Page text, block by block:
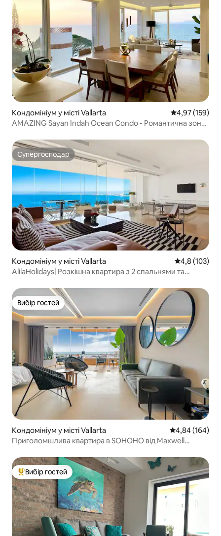
Кондомініум у місті Vallarta Середня
4,97 (159)
AMAZING Sayan Indah Ocean Condo - Романтична зона
Супергосподар
Супергосподар
Кондомініум у місті Vallarta Середня
4,8 (103)
AlilaHolidays| Розкішна квартира з 2 спальнями та
Вибір гостей
Вибір гостей
Кондомініум у місті Vallarta Середня
4,84 (164)
Приголомшлива квартира в SOHOHO від Maxwell
Топ вибір гостей
Вибір гостей